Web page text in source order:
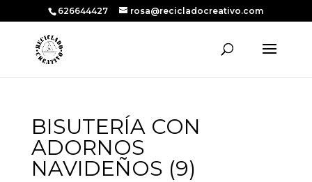
626644427 rosa@recicladocreativo.com
BISUTERÍA CON
ADORNOS
NAVIDEÑOS (9)